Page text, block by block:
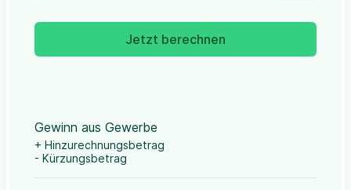
Jetzt berechnen
Gewinn aus Gewerbe
+ Hinzurechnungsbetrag
- Kürzungsbetrag